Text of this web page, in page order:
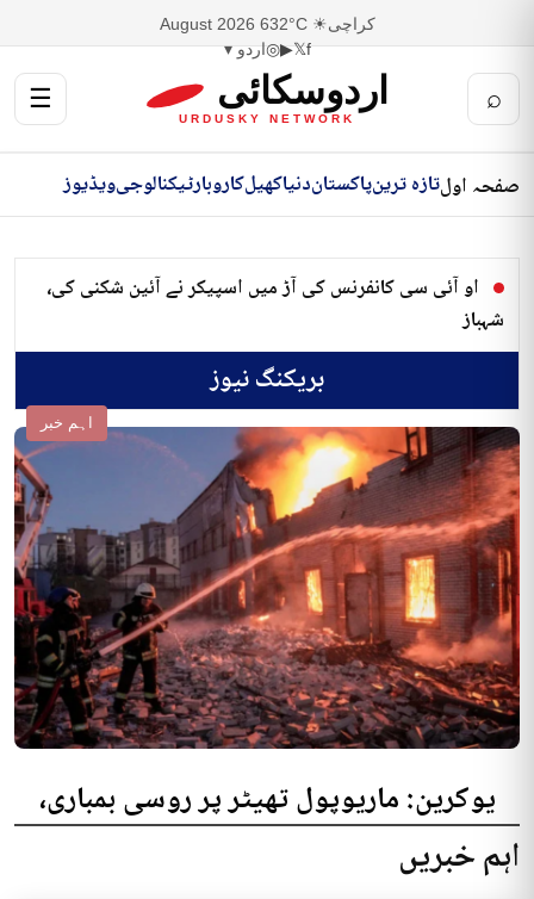
کراچی☀ 32°C
6 August 2026
f
𝕏
▶
◎اردو ▾
⌕ اردوسکائی
URDUSKY NETWORK
☰
صفحہ اولتازہ ترینپاکستاندنیاکھیلکاروبارٹیکنالوجیویڈیوز
او آئی سی کانفرنس کی آڑ میں اسپیکر نے آئین شکنی کی،
شہباز
بریکنگ نیوز
اہم خبر
یوکرین: ماریوپول تھیٹر پر روسی بمباری،
300 افراد کی ہلاکت کا خدشہ
اہم خبریں